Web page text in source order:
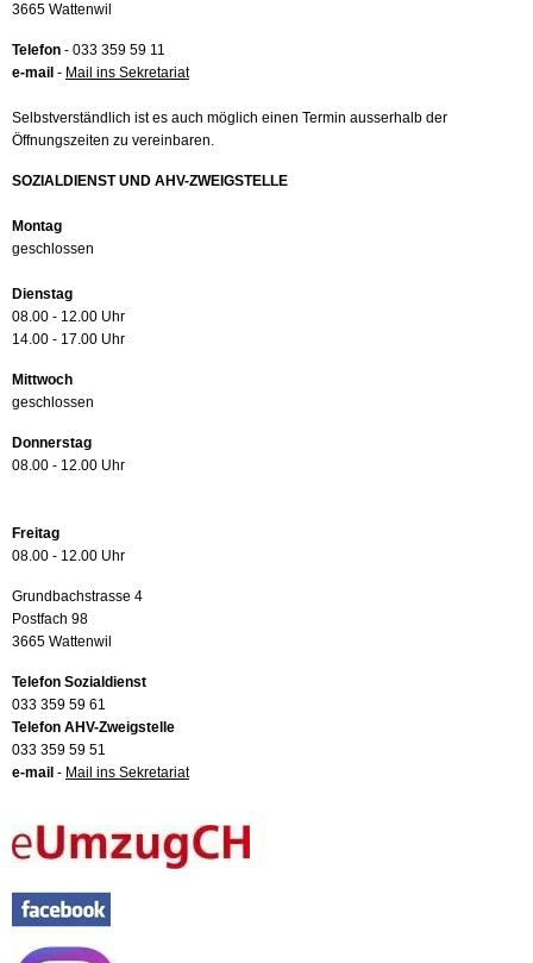
3665 Wattenwil
Telefon - 033 359 59 11
e-mail - Mail ins Sekretariat
Selbstverständlich ist es auch möglich einen Termin ausserhalb der
Öffnungszeiten zu vereinbaren.
SOZIALDIENST UND AHV-ZWEIGSTELLE
Montag
geschlossen
Dienstag
08.00 - 12.00 Uhr
14.00 - 17.00 Uhr
Mittwoch
geschlossen
Donnerstag
08.00 - 12.00 Uhr
Freitag
08.00 - 12.00 Uhr
Grundbachstrasse 4
Postfach 98
3665 Wattenwil
Telefon Sozialdienst
033 359 59 61
Telefon AHV-Zweigstelle
033 359 59 51
e-mail - Mail ins Sekretariat